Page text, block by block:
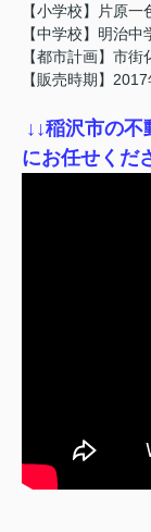
【小学校】片原一
【中学校】明治中
【都市計画】市街
【販売時期】
↓ ↓稲沢市の不
にお任せくだ